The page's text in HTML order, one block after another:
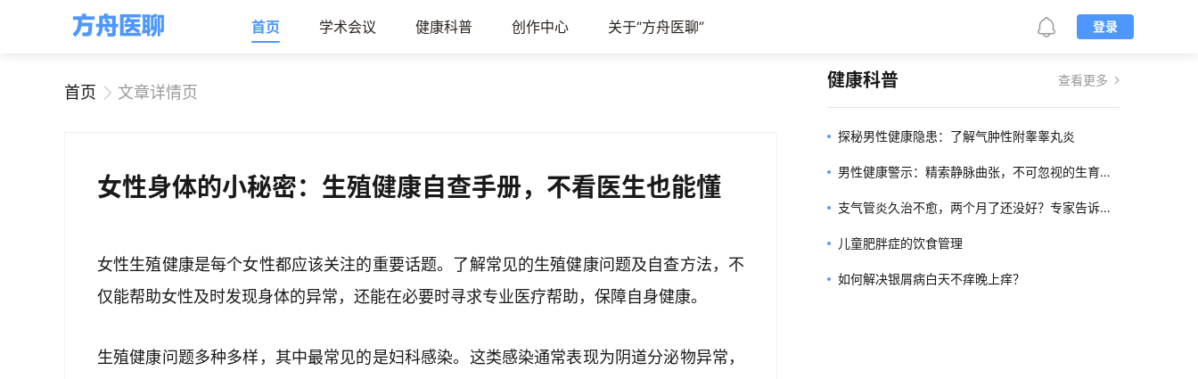
首页 学术会议 健康科普 创作中心 关于“方舟医聊” 登录
首页 文章详情页
女性身体的小秘密：生殖健康自查手册，不看医生也能懂
女性生殖健康是每个女性都应该关注的重要话题。了解常见的生殖健康问题及自查方法，不
仅能帮助女性及时发现身体的异常，还能在必要时寻求专业医疗帮助，保障自身健康。
生殖健康问题多种多样，其中最常见的是妇科感染。这类感染通常表现为阴道分泌物异常，
健康科普 查看更多
探秘男性健康隐患：了解气肿性附睾睾丸炎
男性健康警示：精索静脉曲张，不可忽视的生育障
碍
支气管炎久治不愈，两个月了还没好？专家告诉你
该怎么办！
儿童肥胖症的饮食管理
如何解决银屑病白天不痒晚上痒？